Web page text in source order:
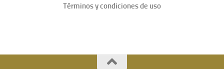
Términos y condiciones de uso